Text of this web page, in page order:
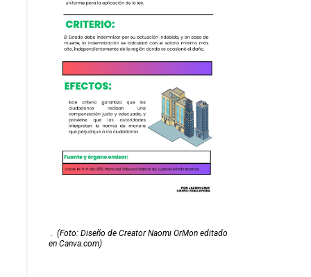
. (Foto: Diseño de Creator Naomi OrMon editado
en Canva.com)